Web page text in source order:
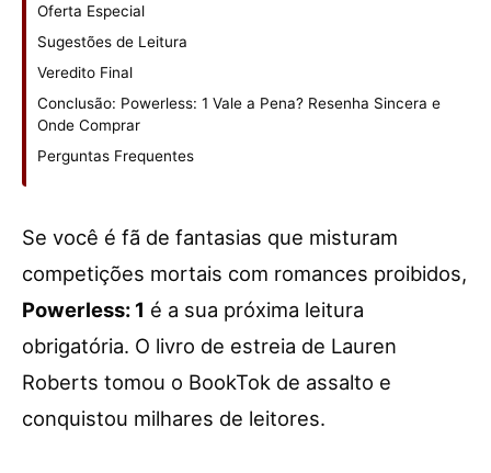
Oferta Especial
Sugestões de Leitura
Veredito Final
Conclusão: Powerless: 1 Vale a Pena? Resenha Sincera e
Onde Comprar
Perguntas Frequentes
Se você é fã de fantasias que misturam
competições mortais com romances proibidos,
Powerless: 1 é a sua próxima leitura
obrigatória. O livro de estreia de Lauren
Roberts tomou o BookTok de assalto e
conquistou milhares de leitores.